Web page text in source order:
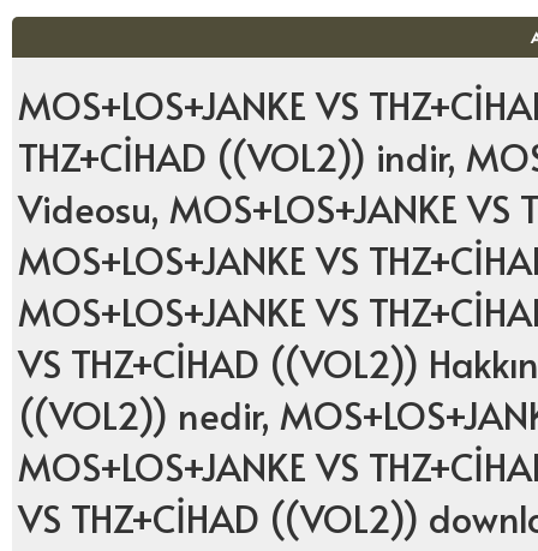
MOS+LOS+JANKE VS
THZ+CİHAD ((VOL2)) indir,
Videosu, MOS+LOS+JANKE
MOS+LOS+JANKE VS
MOS+LOS+JANKE VS
VS THZ+CİHAD ((VOL2))
((VOL2)) nedir,
MOS+LOS+JANKE VS
VS THZ+CİHAD ((VOL2))